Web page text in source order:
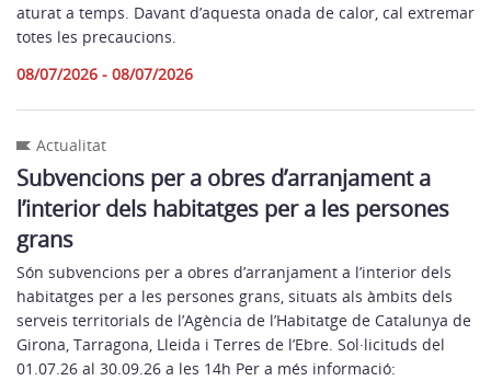
aturat a temps. Davant d’aquesta onada de calor, cal extremar
totes les precaucions.
08/07/2026 - 08/07/2026
Actualitat
Subvencions per a obres d’arranjament a
l’interior dels habitatges per a les persones
grans
Són subvencions per a obres d’arranjament a l’interior dels
habitatges per a les persones grans, situats als àmbits dels
serveis territorials de l’Agència de l’Habitatge de Catalunya de
Girona, Tarragona, Lleida i Terres de l’Ebre. Sol·licituds del
01.07.26 al 30.09.26 a les 14h Per a més informació: